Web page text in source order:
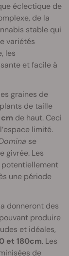
éclectique de
de la
stable qui
variétés
les
et facile à
graines de
de taille
de haut. Ceci
limité.
se
givrée. Les
potentiellement
une période
donneront des
produire
et idéales,
et 180cm. Les
de